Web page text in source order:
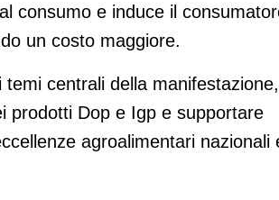
consumo e induce il
un costo maggiore.
centrali della manifestazione,
prodotti Dop e Igp e supportare
agroalimentari nazionali